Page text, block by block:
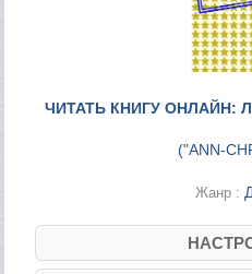
ЧИТАТЬ КНИГУ ОНЛАЙН:
("ANN-
Жанр :